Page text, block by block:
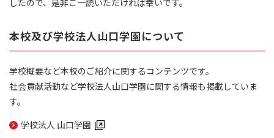
したので、是非ご一読いただければ幸いです。
本校及び学校法人山口学園について
学校概要など本校のご紹介に関するコンテンツです。
社会貢献活動など学校法人山口学園に関する情報も掲載していま
す。
学校法人 山口学園